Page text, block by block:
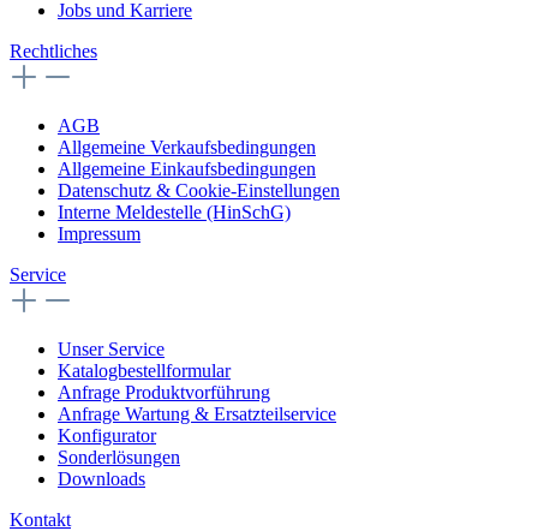
Jobs und Karriere
Rechtliches
AGB
Allgemeine Verkaufsbedingungen
Allgemeine Einkaufsbedingungen
Datenschutz & Cookie-Einstellungen
Interne Meldestelle (HinSchG)
Impressum
Service
Unser Service
Katalogbestellformular
Anfrage Produktvorführung
Anfrage Wartung & Ersatzteilservice
Konfigurator
Sonderlösungen
Downloads
Kontakt